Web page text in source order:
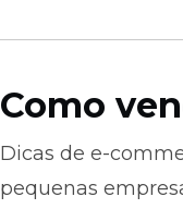
Como
Dicas de e-
pequenas